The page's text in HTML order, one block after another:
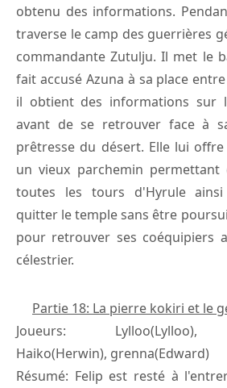
obtenu des informations.
traverse le camp des guerrières
commandante Zutulju. Il met le
fait accusé Azuna à sa place
il obtient des informations sur
avant de se retrouver face à
prêtresse du désert. Elle lui
un vieux parchemin
toutes les tours d'Hyrule
quitter le temple sans être
pour retrouver ses coéquipiers
célestrier.
Partie 18: La pierre kokiri et le
Joueurs: Lylloo(Lylloo),
Haiko(Herwin), grenna(Edward)
Résumé: Felip est resté à